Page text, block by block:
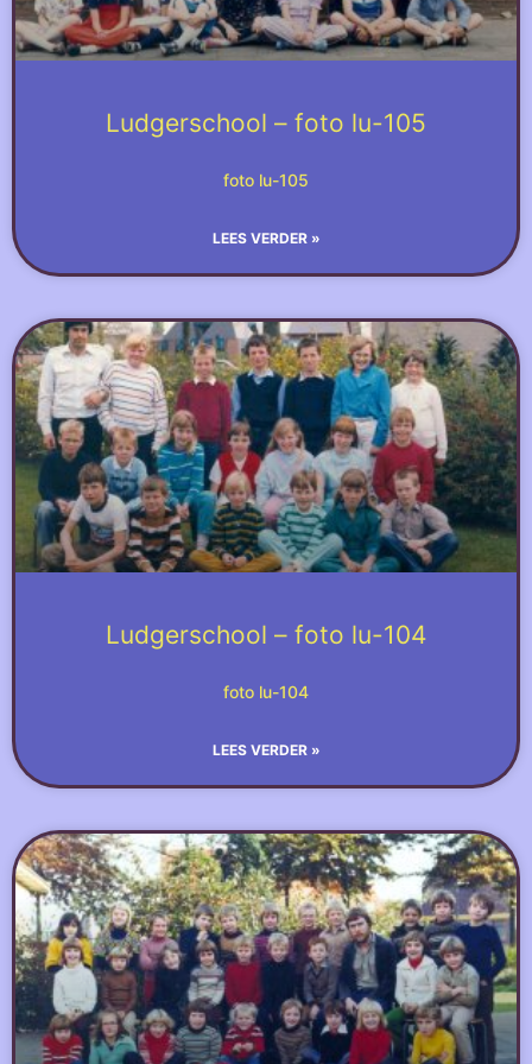
Ludgerschool – foto lu-105
foto lu-105
LEES VERDER »
Ludgerschool – foto lu-104
foto lu-104
LEES VERDER »